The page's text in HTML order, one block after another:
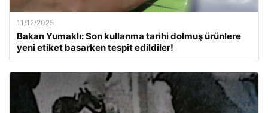
11/12/2025
Bakan Yumaklı: Son kullanma tarihi dolmuş ürünlere
yeni etiket basarken tespit edildiler!